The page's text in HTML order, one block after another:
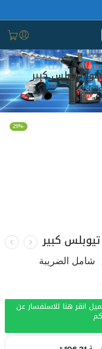
تيوبلس كبير
-29%
كبير
شامل الضريبة
انقر هنا للاستفسار عن